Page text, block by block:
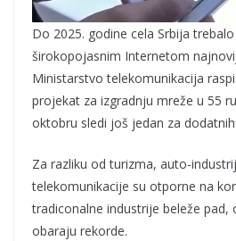
Do 2025. godine cela Srbija
širokopojasnim Internetom
Ministarstvo telekomunikacija
projekat za izgradnju mreže u 55
oktobru sledi još jedan za
Za razliku od turizma, auto-
telekomunikacije su otporne na
tradiconalne industrije beleže pad,
obaraju rekorde.